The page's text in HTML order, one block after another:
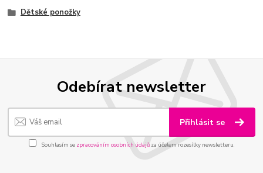
Dětské ponožky
Odebírat newsletter
Přihlásit se
Souhlasím se zpracováním osobních údajůza účelem rozesílky newsletteru.